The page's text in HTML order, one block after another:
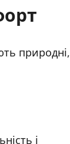
природні,
і